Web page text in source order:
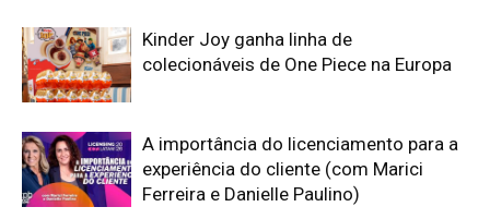
Kinder Joy ganha linha de
colecionáveis de One Piece na Europa
A importância do licenciamento para a
experiência do cliente (com Marici
Ferreira e Danielle Paulino)